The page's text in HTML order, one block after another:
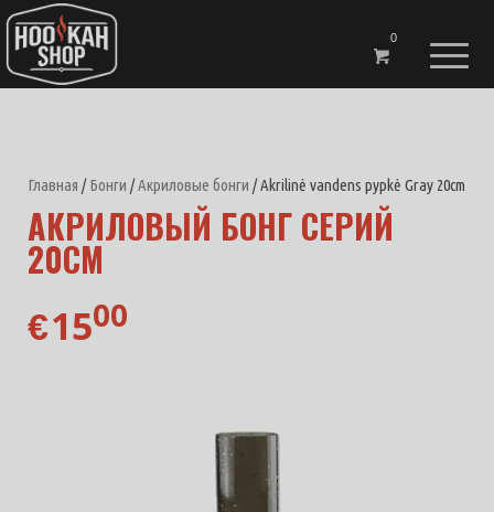
0
Главная /Бонги /Акриловые бонги / Akrilinė vandens pypkė Gray 20cm
АКРИЛОВЫЙ БОНГ СЕРИЙ
20СМ
€1500